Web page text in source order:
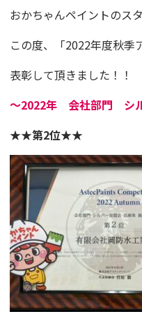
おかちゃんペイントのス
この度、「2022年度秋季
表彰して頂きました！！
〜2022年 会社部門 シ
★★第2位★★